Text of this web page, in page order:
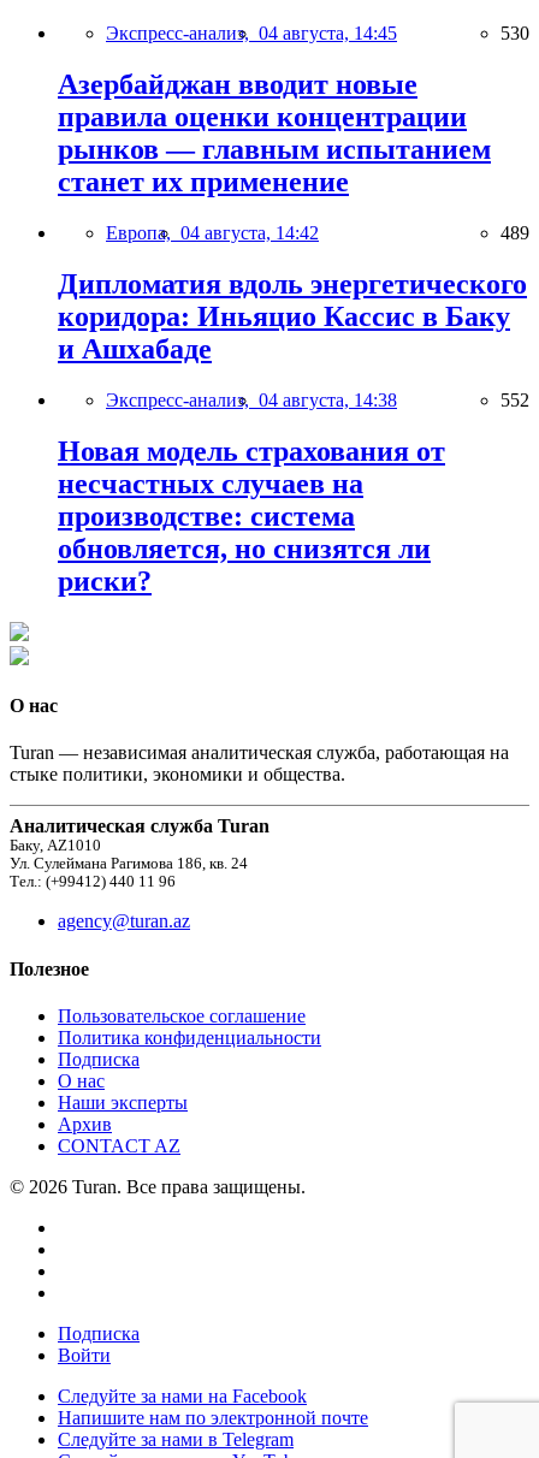
Экспресс-анализ, 04 августа, 14:45 530
Азербайджан вводит новые
правила оценки концентрации
рынков — главным испытанием
станет их применение
Европа, 04 августа, 14:42 489
Дипломатия вдоль энергетического
коридора: Иньяцио Кассис в Баку
и Ашхабаде
Экспресс-анализ, 04 августа, 14:38 552
Новая модель страхования от
несчастных случаев на
производстве: система
обновляется, но снизятся ли
риски?
О нас
Turan — независимая аналитическая служба, работающая на
стыке политики, экономики и общества.
Аналитическая служба Turan
Баку, AZ1010
Ул. Сулеймана Рагимова 186, кв. 24
Тел.: (+99412) 440 11 96
agency@turan.az
Полезное
Пользовательское соглашение
Политика конфиденциальности
Подписка
О нас
Наши эксперты
Архив
CONTACT AZ
© 2026 Turan. Все права защищены.
Подписка
Войти
Следуйте за нами на Facebook
Напишите нам по электронной почте
Следуйте за нами в Telegram